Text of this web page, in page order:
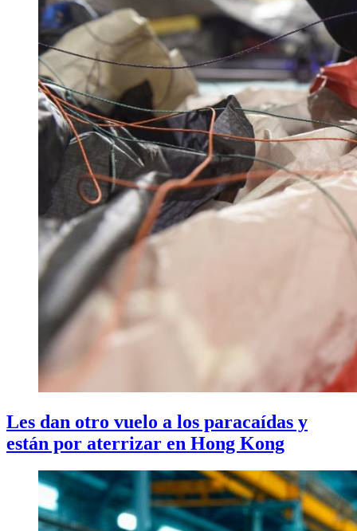
Les dan otro vuelo a los paracaídas y
están por aterrizar en Hong Kong